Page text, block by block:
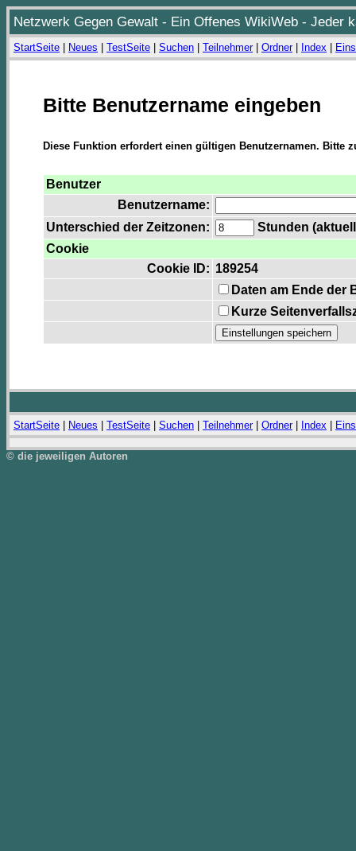
Netzwerk Gegen Gewalt - Ein Offenes WikiWeb - Jeder
StartSeite Neues TestSeite Suchen Teilnehmer| Ordner| Index
Bitte Benutzername eingeben
Diese Funktion erfordert einen gültigen Benutzernamen. Bitte
Benutzer
Benutzername:
Unterschied der Zeitzonen:
Stunden
Cookie
Cookie ID: 189254
Daten am Ende der
Kurze
StartSeite Neues TestSeite Suchen Teilnehmer| Ordner| Index
© die jeweiligen Autoren